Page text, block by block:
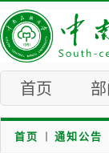
首页
首页 通知公告